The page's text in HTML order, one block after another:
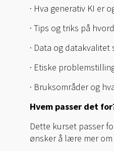
· Hva generativ KI er
· Tips og triks på
· Data og
· Etiske
· Bruksområder og
Hvem passer det
Dette kurset passer
ønsker å lære mer